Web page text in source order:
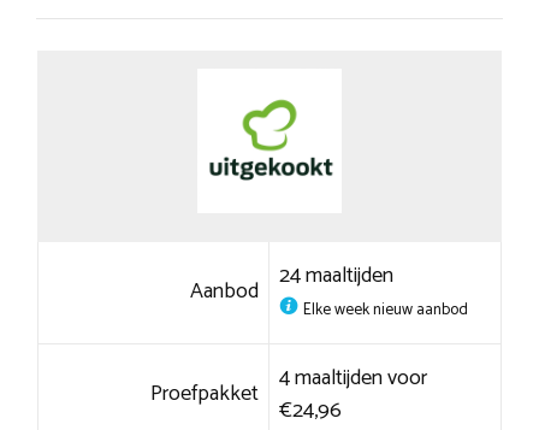
Aanbod 24 maaltijden
Elke week nieuw aanbod
Proefpakket 4 maaltijden voor
€24,96